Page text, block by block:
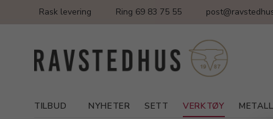
Rask levering Ring 69 83 75 55
TILBUD NYHETER SETT VERKTØY